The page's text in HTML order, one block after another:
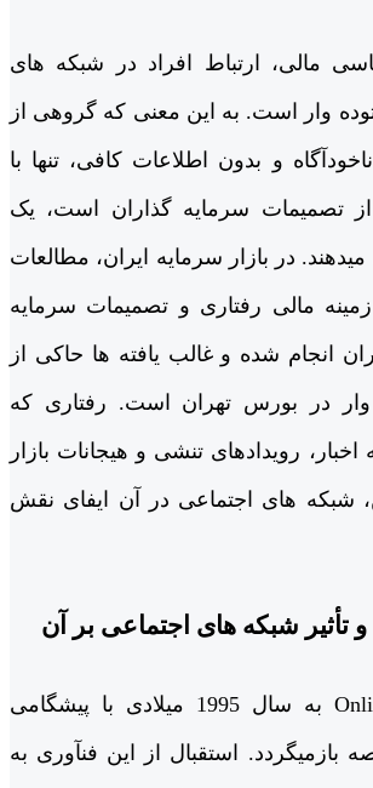
مالی، ارتباط افراد در شبکه های
وار است. به این معنی که گروهی از
و بدون اطلاعات کافی، تنها با
از تصمیمات سرمایه ­گذاران است، یک
در بازار سرمایه ایران، مطالعات
مالی رفتاری و تصمیمات سرمایه
انجام شده و غالب یافته ها حاکی از
وار در بورس تهران است. رفتاری که
رویدادهای تنشی و هیجانات بازار
شبکه های اجتماعی در آن ایفای نقش
تأثیر شبکه های اجتماعی بر آن
سابقه Online trading به سال 1995 میلادی با پیشگامی
بازمی­گردد. استقبال از این فن­آوری به